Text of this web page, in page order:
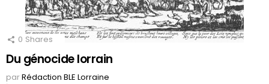
0 Shares
Du génocide lorrain
parRédaction BLE Lorraine